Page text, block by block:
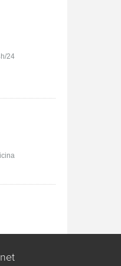
24